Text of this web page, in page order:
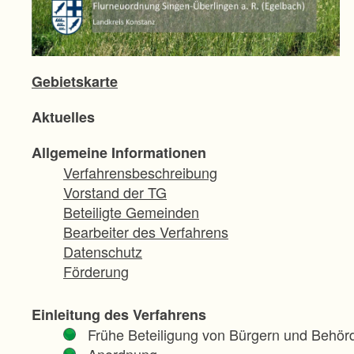
Gebietskarte
Aktuelles
Allgemeine Informationen
Verfahrensbeschreibung
Vorstand der TG
Beteiligte Gemeinden
Bearbeiter des Verfahrens
Datenschutz
Förderung
Einleitung des Verfahrens
Frühe Beteiligung von Bürgern und